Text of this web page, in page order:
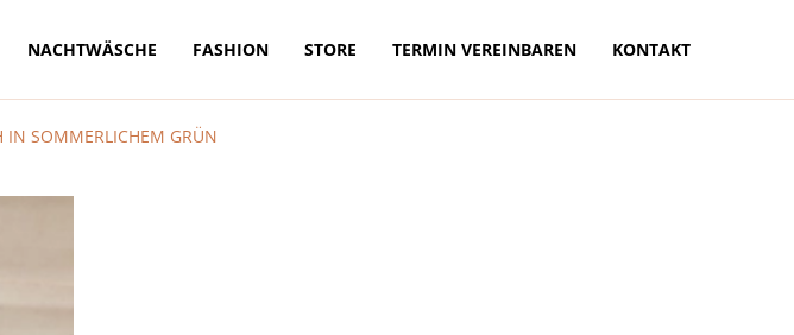
NACHTWÄSCHE FASHION STORE TERMIN VEREINBAREN KONTAKT
IN SOMMERLICHEM GRÜN